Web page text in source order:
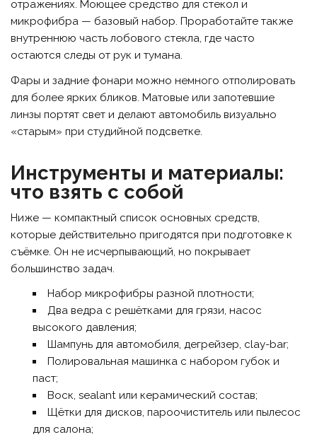
отражениях. Моющее средство для стекол и
микрофибра — базовый набор. Проработайте также
внутреннюю часть лобового стекла, где часто
остаются следы от рук и тумана.
Фары и задние фонари можно немного отполировать
для более ярких бликов. Матовые или запотевшие
линзы портят свет и делают автомобиль визуально
«старым» при студийной подсветке.
Инструменты и материалы:
что взять с собой
Ниже — компактный список основных средств,
которые действительно пригодятся при подготовке к
съёмке. Он не исчерпывающий, но покрывает
большинство задач.
Набор микрофибры разной плотности;
Два ведра с решётками для грязи, насос
высокого давления;
Шампунь для автомобиля, дегрейзер, clay-bar;
Полировальная машинка с набором губок и
паст;
Воск, sealant или керамический состав;
Щётки для дисков, пароочиститель или пылесос
для салона;